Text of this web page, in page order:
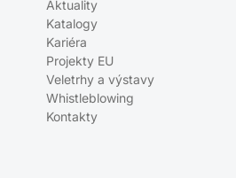
Aktuality
Katalogy
Kariéra
Projekty EU
Veletrhy a výstavy
Whistleblowing
Kontakty